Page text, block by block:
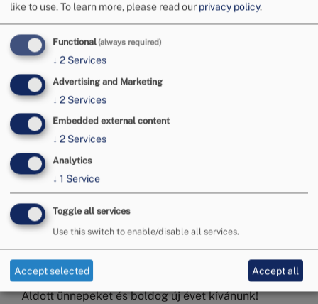
Tisztelt Fogyasztók és Vállalkozások!
Tájékoztatjuk Önöket, hogy a Budapesti Békéltető
Testület Hivatala 2025. december 22-tól 2026.
január 5-ig zárva tart.
Megkeresésüket a
bekelteto.testulet [at]
tudják elküldeni. Leveleikre 2026. január 5. után
válaszolunk.
Áldott ünnepeket és boldog új évet kívánunk!
like to use.To learn more, please read our privacy policy.
Functional(always required)
↓ 2 Services
Advertising and Marketing
↓ 2 Services
Embedded external content
↓ 2 Services
Analytics
↓ 1 Service
Toggle all services
Use this switch to enable/disable all services.
Accept selected Accept all